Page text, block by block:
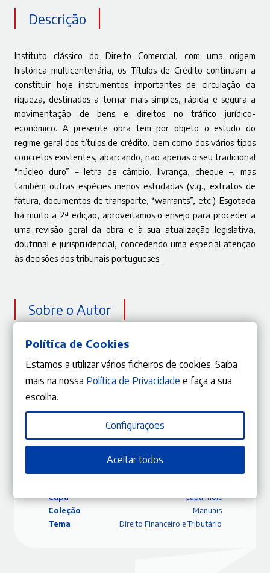
Descrição
Instituto clássico do Direito Comercial, com uma origem
histórica multicentenária, os Títulos de Crédito continuam a
constituir hoje instrumentos importantes de circulação da
riqueza, destinados a tornar mais simples, rápida e segura a
movimentação de bens e direitos no tráfico jurídico-
económico. A presente obra tem por objeto o estudo do
regime geral dos títulos de crédito, bem como dos vários tipos
concretos existentes, abarcando, não apenas o seu tradicional
“núcleo duro” – letra de câmbio, livrança, cheque –, mas
também outras espécies menos estudadas (v.g., extratos de
fatura, documentos de transporte, “warrants”, etc.). Esgotada
há muito a 2ª edição, aproveitamos o ensejo para proceder a
uma revisão geral da obra e à sua atualização legislativa,
doutrinal e jurisprudencial, concedendo uma especial atenção
às decisões dos tribunais portugueses.
Sobre o Autor
José Engrácia Antunes
Ver mais
Editora
Gestlegal
Capa
Capa mole
Coleção
Manuais
Tema
Direito Financeiro e Tributário
Política de Cookies
Estamos a utilizar vários ficheiros de cookies. Saiba
mais na nossa Política de Privacidade e faça a sua
escolha.
Configurações
Aceitar todos